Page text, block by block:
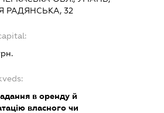
РАДЯНСЬКА, 32
в оренду й
власного чи